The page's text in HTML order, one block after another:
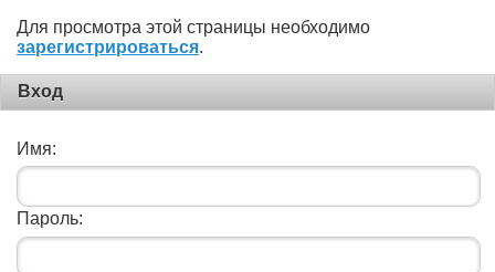
Для просмотра этой страницы необходимо
зарегистрироваться.
Вход
Имя:
Пароль: